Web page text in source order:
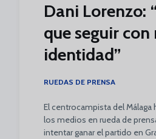
Dani Lorenzo:
que seguir con
identidad”
RUEDAS DE PRENSA
El centrocampista del Málaga
los medios en rueda de
intentar ganar el partido en